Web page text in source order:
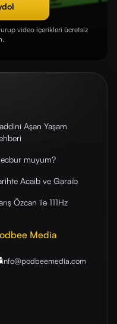
video içerikleri ücretsiz
Aşan Yaşam
muyum?
Acaib ve Garaib
Özcan ile 111Hz
Media
info@podbeemedia.com